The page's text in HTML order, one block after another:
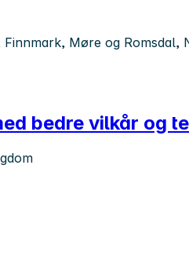
Møre og
bedre vilkår og